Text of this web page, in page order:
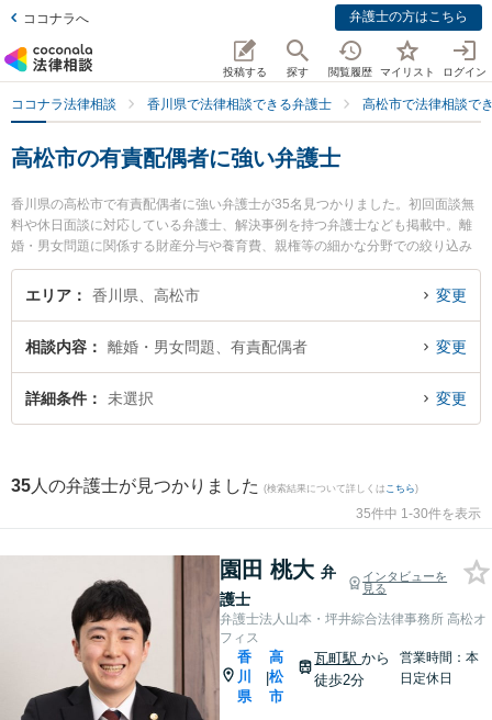
ココナラへ 弁護士の方はこちら
投稿する 探す 閲覧履歴 マイリスト ログイン
ココナラ法律相談 香川県で法律相談できる弁護士 高松市で法律相談で
高松市の有責配偶者に強い弁護士
香川県の高松市で有責配偶者に強い弁護士が35名見つかりました。初回面談無
料や休日面談に対応している弁護士、解決事例を持つ弁護士なども掲載中。離
婚・男女問題に関係する財産分与や養育費、親権等の細かな分野での絞り込み
検索もでき便利です。特に弁護士法人山本・坪井綜合法律事務所 高松オフィス
の園田 桃大弁護士やベリーベスト法律事務所 高松オフィスの庄司 祐希弁護
や夜間に発生した有責配偶者のトラブルを今すぐに弁護士に相談したい』『有
責配偶者のトラブル解決の実績豊富な近くの弁護士を検索したい』『初回相談
無料で有責配偶者を法律相談できる高松市内の弁護士に相談予約したい』など
エリア 香川県、高松市 変更
相談内容 離婚・男女問題、有責配偶者 変更
詳細条件 未選択 変更
35 人の弁護士が見つかりました (検索結果について詳しくは こちら)
35件中 1-30件を表示
園田 桃大 弁
護士
インタビューを
見る
弁護士法人山本・坪井綜合法律事務所 高松オ
フィス
香
川
県
|
高
松
市
瓦町駅から
徒歩2分
営業時間：本
日定休日